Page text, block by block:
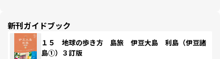
新刊ガイドブック
１５ 地球の歩き方 島旅 伊豆大島 利島（伊豆諸
島①）３訂版